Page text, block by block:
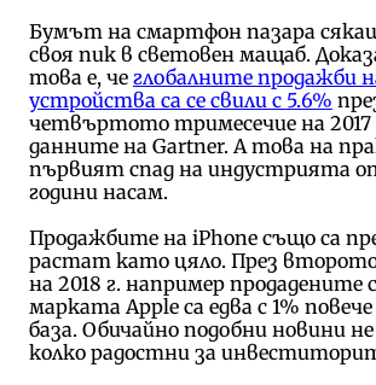
Бумът на смартфон пазара
своя пик в световен мащаб.
това е, че глобалните продажби
устройства са се свили с 5.6%
четвъртото тримесечие на 2017
данните на Gartner. A това на
първият спад на индустрията
години насам.
Продажбите на iPhone също са
растат като цяло. През
на 2018 г. например продадените
марката Apple са едва с 1%
база. Обичайно подобни новини не
колко радостни за